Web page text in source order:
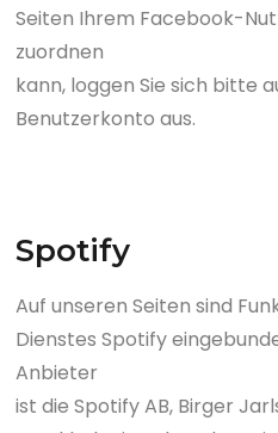
Seiten Ihrem Facebook-
zuordnen
kann, loggen Sie sich bitte
Benutzerkonto aus.
Spotify
Auf unseren Seiten sind
Dienstes Spotify
Anbieter
ist die Spotify AB, Birger